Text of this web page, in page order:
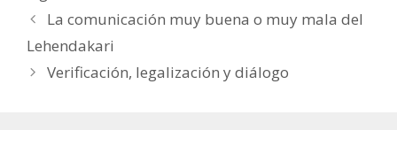
La comunicación muy buena o muy mala del
Lehendakari
Verificación, legalización y diálogo